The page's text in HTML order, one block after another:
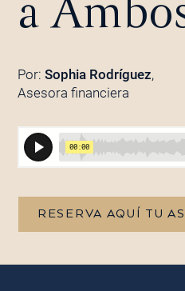
a
Por: Sophia Rodríguez,
Asesora financiera
RESERVA AQUÍ TU